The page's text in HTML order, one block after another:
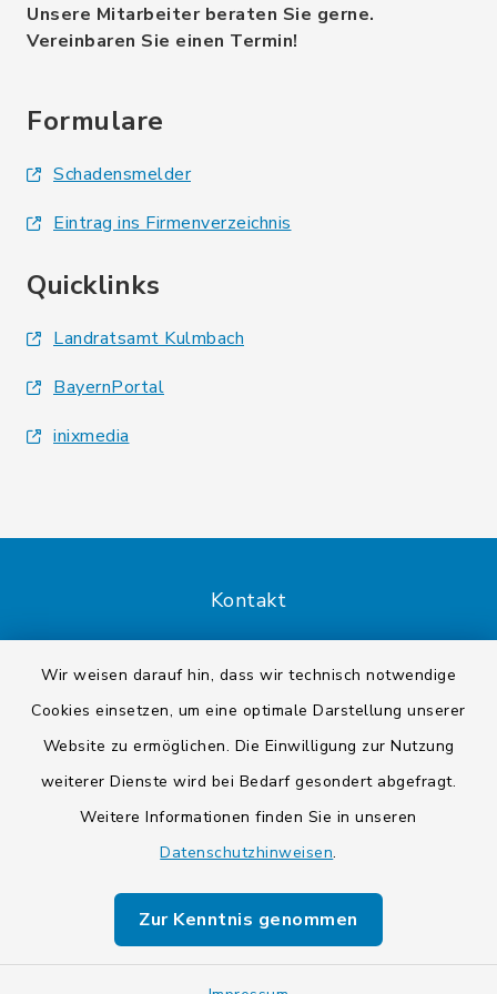
Wir weisen darauf hin, dass wir technisch notwendige
Cookies einsetzen, um eine optimale Darstellung unserer
Website zu ermöglichen. Die Einwilligung zur Nutzung
weiterer Dienste wird bei Bedarf gesondert abgefragt.
Weitere Informationen finden Sie in unseren
Datenschutzhinweisen.
Zur Kenntnis genommen
Unsere Mitarbeiter beraten Sie gerne.
Vereinbaren Sie einen Termin!
Formulare
Schadensmelder
Eintrag ins Firmenverzeichnis
Quicklinks
Landratsamt Kulmbach
BayernPortal
inixmedia
Kontakt
Datenschutz
Impressum
Sitemap
Cookie-Einstellungen